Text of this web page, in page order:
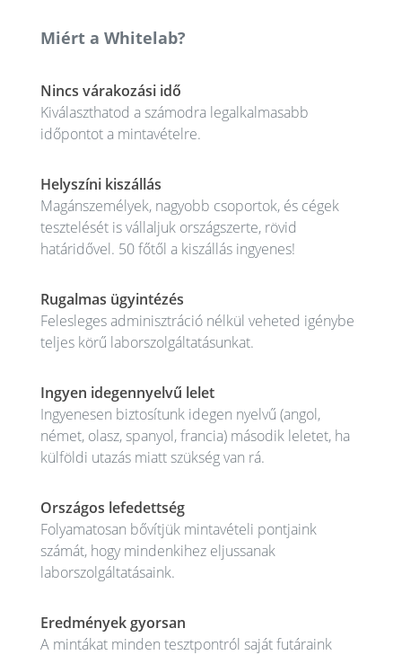
Miért a Whitelab?
Nincs várakozási idő
Kiválaszthatod a számodra legalkalmasabb
időpontot a mintavételre.
Helyszíni kiszállás
Magánszemélyek, nagyobb csoportok, és cégek
tesztelését is vállaljuk országszerte, rövid
határidővel. 50 főtől a kiszállás ingyenes!
Rugalmas ügyintézés
Felesleges adminisztráció nélkül veheted igénybe
teljes körű laborszolgáltatásunkat.
Ingyen idegennyelvű lelet
Ingyenesen biztosítunk idegen nyelvű (angol,
német, olasz, spanyol, francia) második leletet, ha
külföldi utazás miatt szükség van rá.
Országos lefedettség
Folyamatosan bővítjük mintavételi pontjaink
számát, hogy mindenkihez eljussanak
laborszolgáltatásaink.
Eredmények gyorsan
A mintákat minden tesztpontról saját futáraink